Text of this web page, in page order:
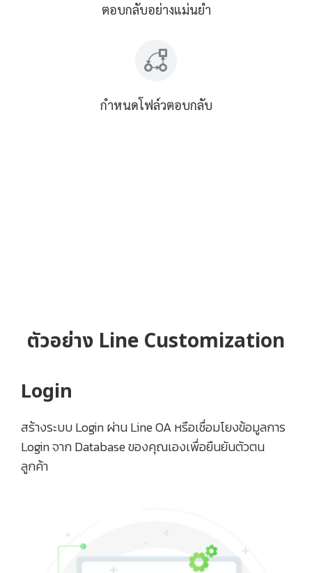
ตอบกลับอย่างแม่นยำ
กำหนดโฟล์วตอบกลับ
ตัวอย่าง Line Customization
Login
สร้างระบบ Login ผ่าน Line OA หรือเชื่อมโยงข้อมูลการ
Login จาก Database ของคุณเองเพื่อยืนยันตัวตน
ลูกค้า